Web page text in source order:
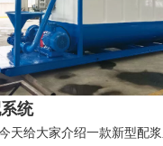
统
天给大家介绍一款新型配